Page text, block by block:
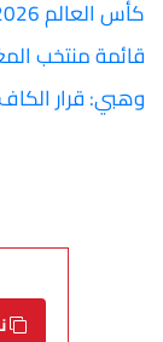
كأس العالم 2026.. نسخة قياسية وطموحات عربية
قائمة منتخب
وهبي: قرار
نسخ الرابط المقال